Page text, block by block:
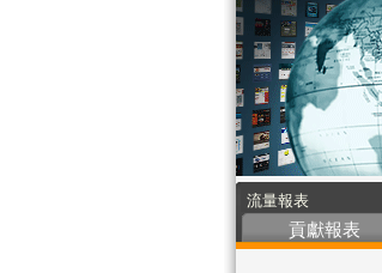
流量報表
貢獻報表